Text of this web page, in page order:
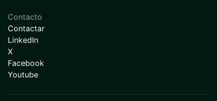
Contacto
Contactar
LinkedIn
X
Facebook
Youtube